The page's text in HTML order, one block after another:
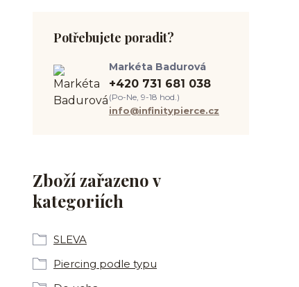
Zboží zařazeno v
kategoriích
SLEVA
Piercing podle typu
Potřebujete poradit?
Markéta Badurová
+420 731 681 038
(Po-Ne, 9-18 hod.)
info@infinitypierce.cz